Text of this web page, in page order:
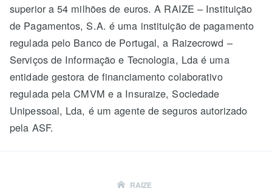
superior a 54 milhões de euros. A RAIZE – Instituição
de Pagamentos, S.A. é uma instituição de pagamento
regulada pelo Banco de Portugal, a Raizecrowd –
Serviços de Informação e Tecnologia, Lda é uma
entidade gestora de financiamento colaborativo
regulada pela CMVM e a Insuraize, Sociedade
Unipessoal, Lda, é um agente de seguros autorizado
pela ASF.
RAIZE